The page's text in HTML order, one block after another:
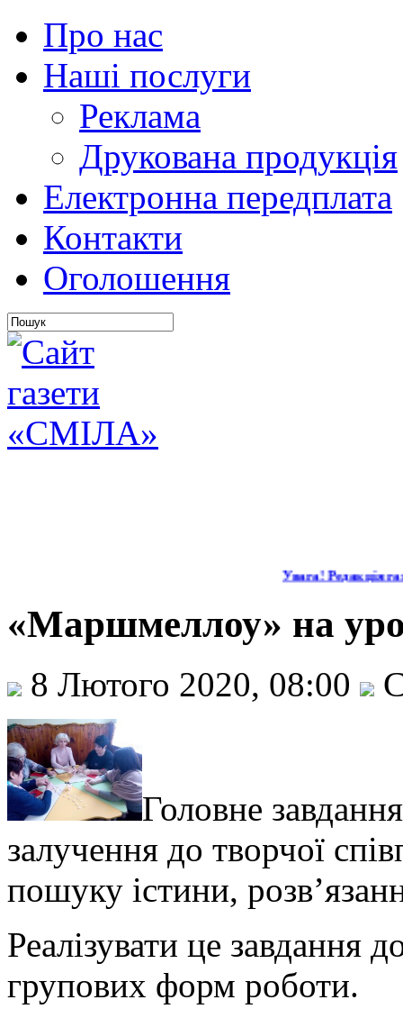
Про нас
Наші послуги
Реклама
Друкована продукція
Електронна передплата
Контакти
Оголошення
Увага! Редакція
«Маршмеллоу» на
8 Лютого 2020, 08:00
Головне
залучення до творчої
пошуку істини,
Реалізувати це завдання
групових форм роботи.